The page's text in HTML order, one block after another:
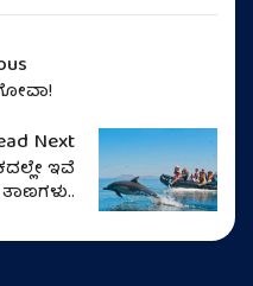
Next
ಇವೆ